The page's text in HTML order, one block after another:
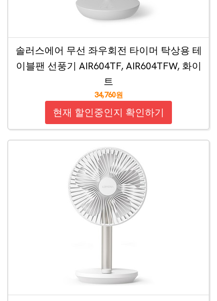
솔러스에어 무선 좌우회전 타이머 탁상용 테
이블팬 선풍기 AIR604TF, AIR604TFW, 화이
트
34,760원
현재 할인중인지 확인하기